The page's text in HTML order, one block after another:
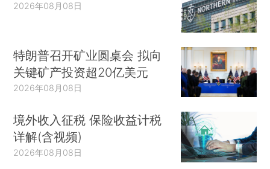
2026年08月08日
特朗普召开矿业圆桌会 拟向
关键矿产投资超20亿美元
2026年08月08日
境外收入征税 保险收益计税
详解(含视频)
2026年08月08日